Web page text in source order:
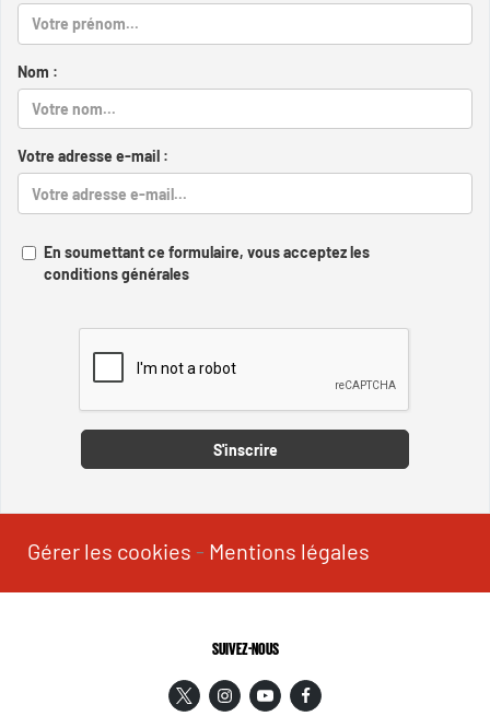
Nom :
Votre adresse e-mail :
En soumettant ce formulaire, vous acceptez les
conditions générales
S'inscrire
Gérer les cookies - Mentions légales
SUIVEZ-NOUS